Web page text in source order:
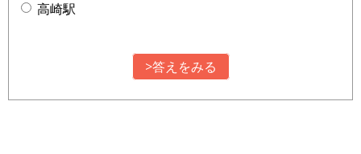
高崎駅
>答えをみる